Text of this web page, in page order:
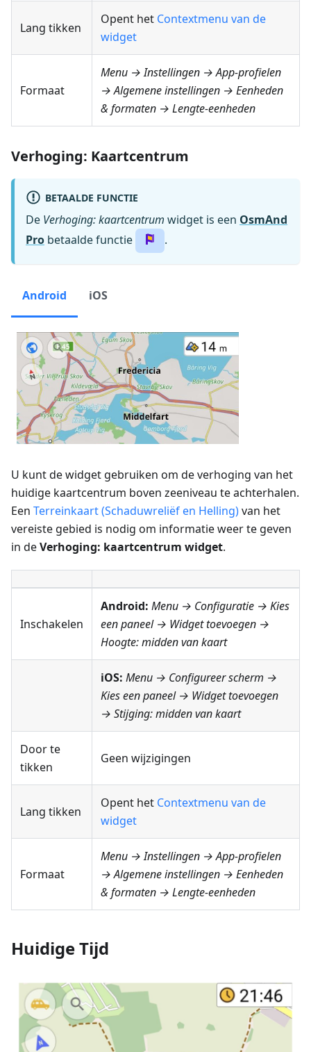
Lang tikken
Opent het Contextmenu van de
widget
Formaat
Menu → Instellingen → App-profielen
→ Algemene instellingen → Eenheden
& formaten → Lengte-eenheden
Verhoging: Kaartcentrum
BETAALDE FUNCTIE
De Verhoging: kaartcentrum widget is een OsmAnd
Pro betaalde functie .
Android iOS
U kunt de widget gebruiken om de verhoging van het
huidige kaartcentrum boven zeeniveau te achterhalen.
Een Terreinkaart (Schaduwreliëf en Helling)van het
vereiste gebied is nodig om informatie weer te geven
in deVerhoging: kaartcentrum widget.
Inschakelen
Android: Menu → Configuratie → Kies
een paneel → Widget toevoegen →
Hoogte: midden van kaart
iOS: Menu → Configureer scherm →
Kies een paneel → Widget toevoegen
→ Stijging: midden van kaart
Door te
tikken
Geen wijzigingen
Lang tikken
Opent het Contextmenu van de
widget
Formaat
Menu → Instellingen → App-profielen
→ Algemene instellingen → Eenheden
& formaten → Lengte-eenheden
Huidige Tijd